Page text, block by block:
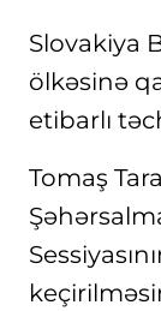
Slovakiya
ölkəsinə
etibarlı
Tomaş